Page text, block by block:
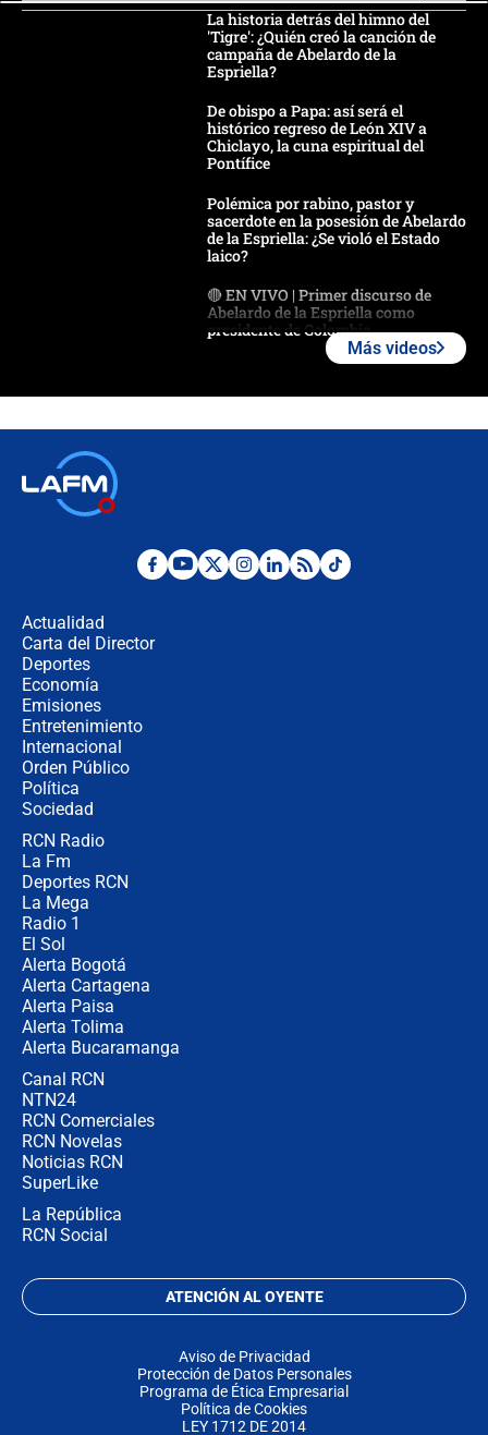
La historia detrás del himno del
'Tigre': ¿Quién creó la canción de
campaña de Abelardo de la
Espriella?
De obispo a Papa: así será el
histórico regreso de León XIV a
Chiclayo, la cuna espiritual del
Pontífice
Polémica por rabino, pastor y
sacerdote en la posesión de Abelardo
de la Espriella: ¿Se violó el Estado
laico?
🔴 EN VIVO | Primer discurso de
Abelardo de la Espriella como
presidente de Colombia
Desde dermatitis hasta infecciones:
Más videos
Actualidad
Carta del Director
Deportes
Economía
Emisiones
Entretenimiento
Internacional
Orden Público
Política
Sociedad
RCN Radio
La Fm
Deportes RCN
La Mega
Radio 1
El Sol
Alerta Bogotá
Alerta Cartagena
Alerta Paisa
Alerta Tolima
Alerta Bucaramanga
Canal RCN
NTN24
RCN Comerciales
RCN Novelas
Noticias RCN
SuperLike
La República
RCN Social
ATENCIÓN AL OYENTE
Aviso de Privacidad
Protección de Datos Personales
Programa de Ética Empresarial
Política de Cookies
LEY 1712 DE 2014